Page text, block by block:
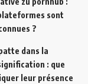
sont
?
dans la
: que
leur présence